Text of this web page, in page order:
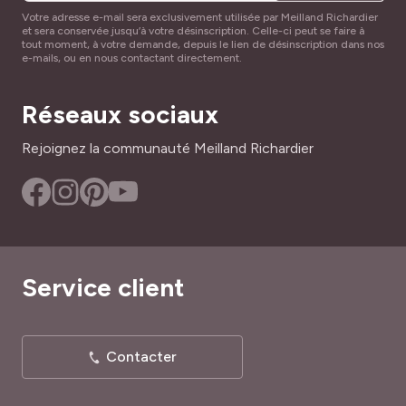
Votre adresse e-mail sera exclusivement utilisée par Meilland Richardier
et sera conservée jusqu’à votre désinscription. Celle-ci peut se faire à
tout moment, à votre demande, depuis le lien de désinscription dans nos
e-mails, ou en nous contactant directement.
Réseaux sociaux
Rejoignez la communauté Meilland Richardier
Service client
Contacter